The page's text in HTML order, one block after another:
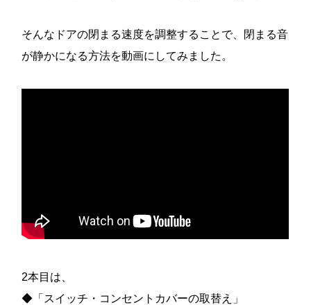
そんなドアの閉まる速度を調整することで、閉まる音
が静かになる方法を動画にしてみました。
2本目は、
◆「スイッチ・コンセントカバーの取替え」